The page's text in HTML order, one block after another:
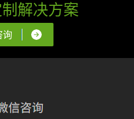
解决方案
询